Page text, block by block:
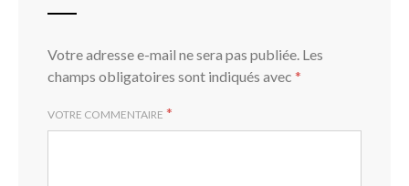
Votre adresse e-mail ne sera pas publiée. Les
champs obligatoires sont indiqués avec *
VOTRE COMMENTAIRE *